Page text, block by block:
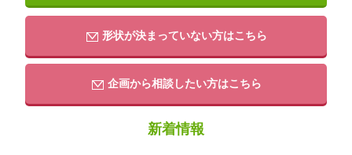
形状が決まっていない方はこちら
企画から相談したい方はこちら
新着情報